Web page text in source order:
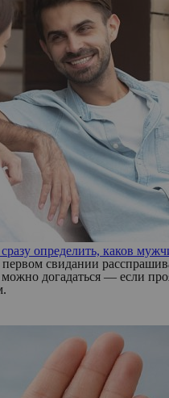
определить, каков
свидании
догадаться — если